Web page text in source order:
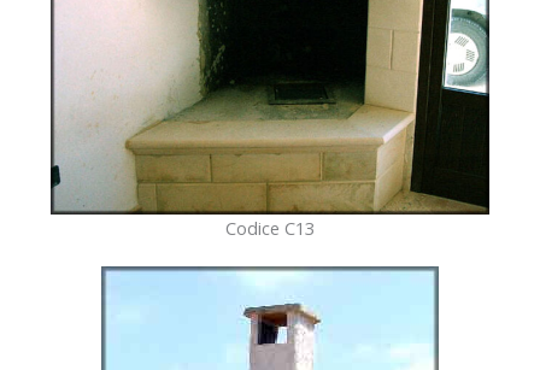
Codice C13